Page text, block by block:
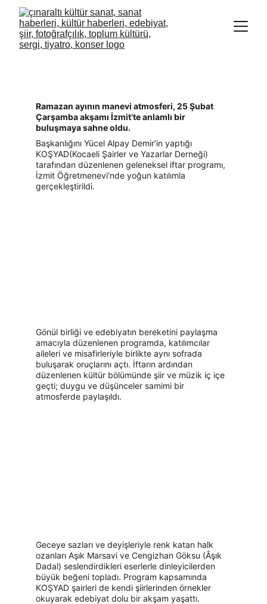
Ramazan ayının manevi atmosferi, 25 Şubat
Çarşamba akşamı İzmit’te anlamlı bir
buluşmaya sahne oldu.
Başkanlığını Yücel Alpay Demir’in yaptığı
KOŞYAD(Kocaeli Şairler ve Yazarlar Derneği)
tarafından düzenlenen geleneksel iftar programı,
İzmit Öğretmenevi’nde yoğun katılımla
gerçekleştirildi.
Gönül birliği ve edebiyatın bereketini paylaşma
amacıyla düzenlenen programda, katılımcılar
aileleri ve misafirleriyle birlikte aynı sofrada
buluşarak oruçlarını açtı. İftarın ardından
düzenlenen kültür bölümünde şiir ve müzik iç içe
geçti; duygu ve düşünceler samimi bir
atmosferde paylaşıldı.
Geceye sazları ve deyişleriyle renk katan halk
ozanları Aşık Marsavi ve Cengizhan Göksu (Âşık
Dadal) seslendirdikleri eserlerle dinleyicilerden
büyük beğeni topladı. Program kapsamında
KOŞYAD şairleri de kendi şiirlerinden örnekler
okuyarak edebiyat dolu bir akşam yaşattı.